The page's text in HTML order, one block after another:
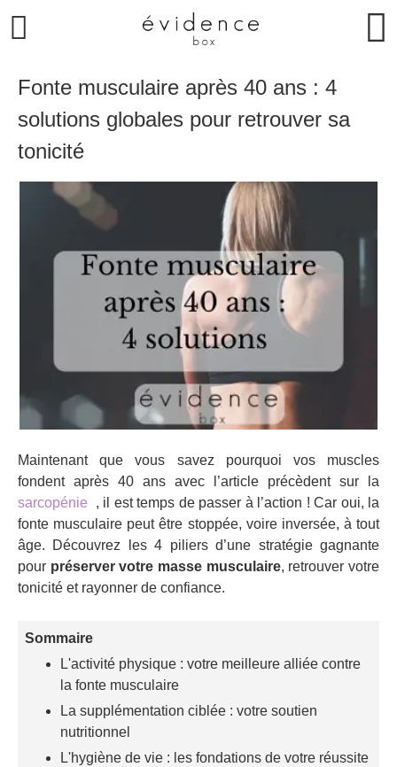
Fonte musculaire après 40 ans : 4
solutions globales pour retrouver sa
tonicité
Maintenant que vous savez pourquoi vos muscles
fondent après 40 ans avec l’article précèdent sur la
sarcopénie
, il est temps de passer à l’action ! Car oui, la
fonte musculaire peut être stoppée, voire inversée, à tout
âge. Découvrez les 4 piliers d’une stratégie gagnante
pour préserver votre masse musculaire, retrouver votre
tonicité et rayonner de confiance.
Sommaire
L'activité physique : votre meilleure alliée contre
la fonte musculaire
La supplémentation ciblée : votre soutien
nutritionnel
L'hygiène de vie : les fondations de votre réussite